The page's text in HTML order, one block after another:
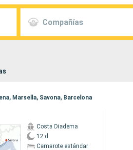
Compañías
Marsella, Savona, Barcelona
Costa Diadema
12 d
Camarote estándar